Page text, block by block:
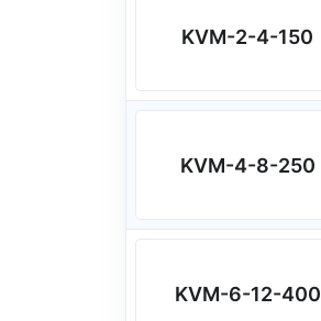
KVM-2-4-150
KVM-4-8-250
KVM-6-12-400